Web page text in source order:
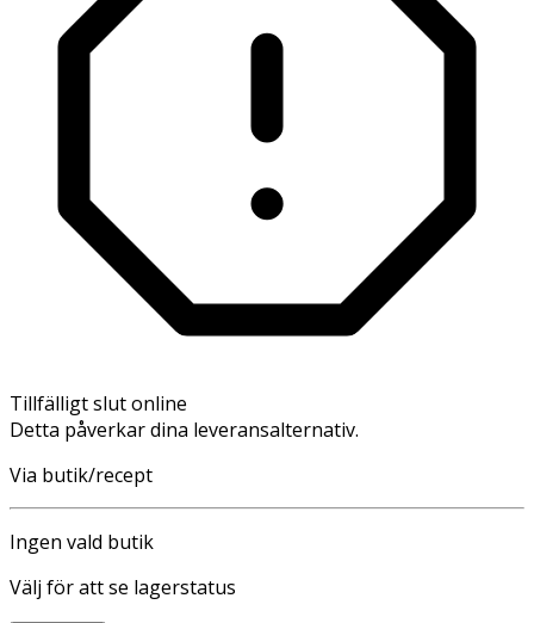
Tillfälligt slut online
Detta påverkar dina leveransalternativ.
Via butik/recept
Ingen vald butik
Välj för att se lagerstatus